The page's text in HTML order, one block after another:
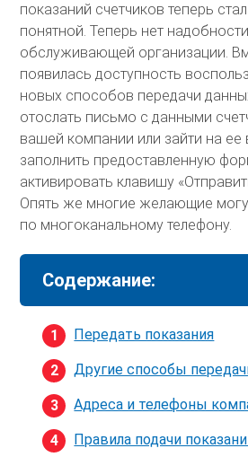
показаний счетчиков теперь
понятной. Теперь нет
обслуживающей организации.
появилась доступность
новых способов передачи
отослать письмо с данными
вашей компании или зайти на ее
заполнить предоставленную
активировать клавишу
Опять же многие желающие
по многоканальному телефону.
Содержание:
Передать показания
Другие способы
Адреса и телефоны
Правила подачи